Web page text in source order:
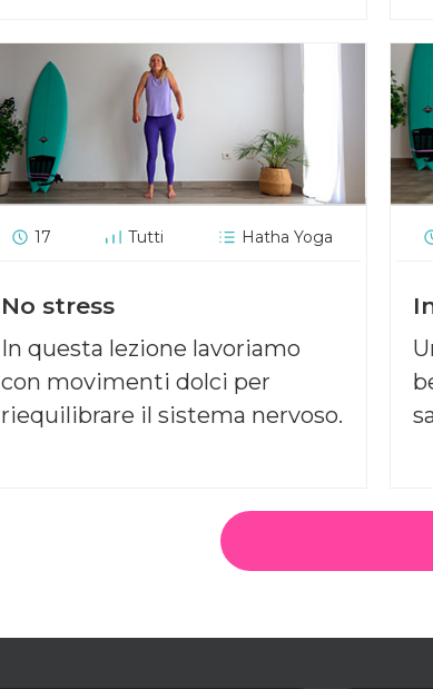
17 Tutti Hatha Yoga
No stress
In questa lezione lavoriamo
con movimenti dolci per
riequilibrare il sistema nervoso.